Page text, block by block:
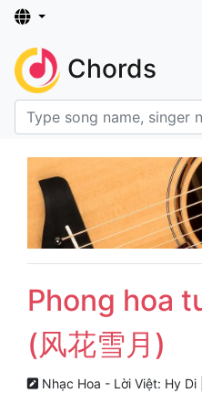
Chords
Phong hoa
(风花雪月)
Nhạc Hoa - Lời Việt: Hy Di |